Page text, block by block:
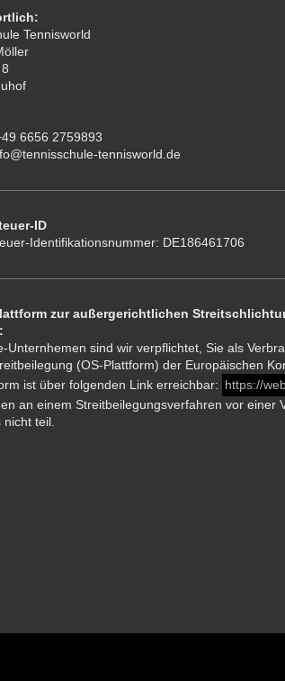
Tennisworld
8
6656 2759893
tennisworld.de
ID
Identifikationsnummer: DE186461706
zur außergerichtlichen
Unternhemen sind wir verpflichtet, Sie als
(OS-Plattform) der Europäischen
ist über folgenden Link erreichbar: https://
an einem Streitbeilegungsverfahren vor einer
teil.